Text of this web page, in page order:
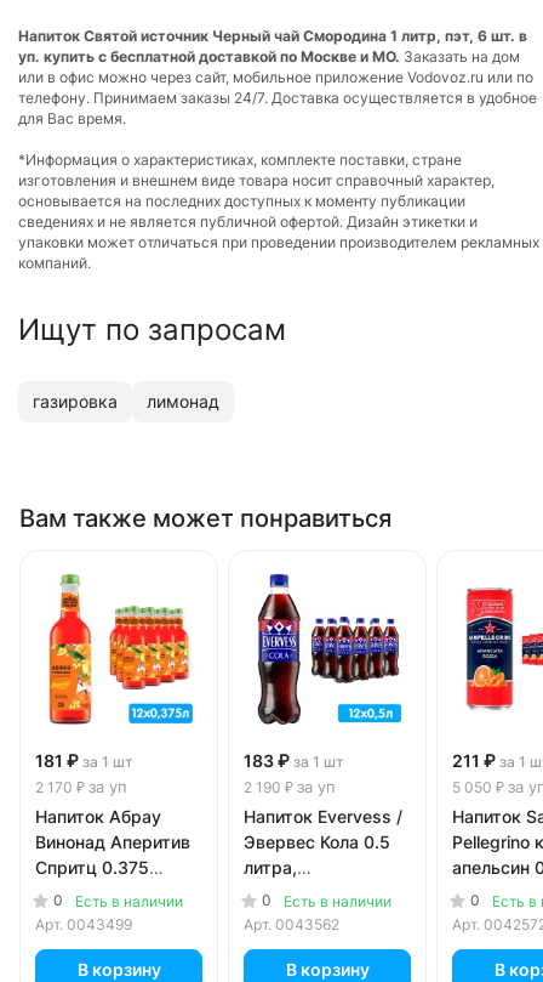
Напиток Святой источник Черный чай Смородина 1 литр, пэт, 6 шт. в
уп. купить с бесплатной доставкой по Москве и МО. Заказать на дом
или в офис можно через сайт, мобильное приложение Vodovoz.ru или по
телефону. Принимаем заказы 24/7. Доставка осуществляется в удобное
для Вас время.
*Информация о характеристиках, комплекте поставки, стране
изготовления и внешнем виде товара носит справочный характер,
основывается на последних доступных к моменту публикации
сведениях и не является публичной офертой. Дизайн этикетки и
упаковки может отличаться при проведении производителем рекламных
компаний.
Ищут по запросам
газировка лимонад
Вам также может понравиться
181 ₽ за 1 шт
2 170 ₽ за уп
Напиток Абрау
Винонад Аперитив
Спритц 0.375
литра, газ, стекло,
12 шт. в уп.
0
Есть в наличии
Арт. 0043499
В корзину
183 ₽ за 1 шт
2 190 ₽ за уп
Напиток Evervess /
Эвервес Кола 0.5
литра,
сильногазированный,
пэт, 12 шт. в уп.
0
Есть в наличии
Арт. 0043562
В корзину
211 ₽ за 1
5 050 ₽ за
Напиток
Pellegrino
апельсин
литра,
шт. в уп.
0
Есть в
Арт.
В